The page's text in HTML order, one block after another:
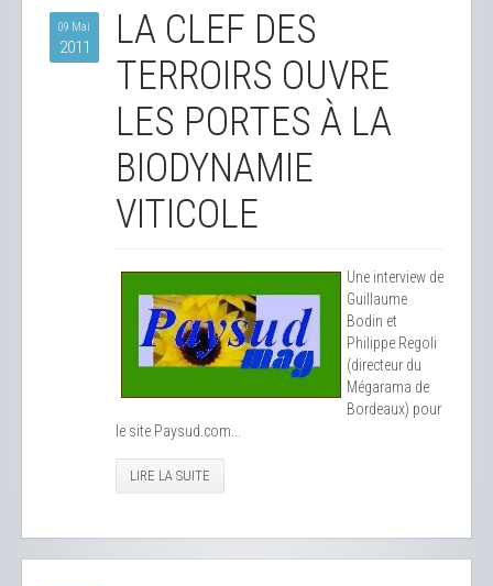
09 Mai
2011
LA CLEF DES
TERROIRS OUVRE
LES PORTES À LA
BIODYNAMIE
VITICOLE
Une interview de
Guillaume
Bodin et
Philippe Regoli
(directeur du
Mégarama de
Bordeaux) pour
le site Paysud.com...
LIRE LA SUITE